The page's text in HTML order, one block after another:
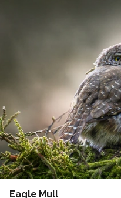
Eagle Mull